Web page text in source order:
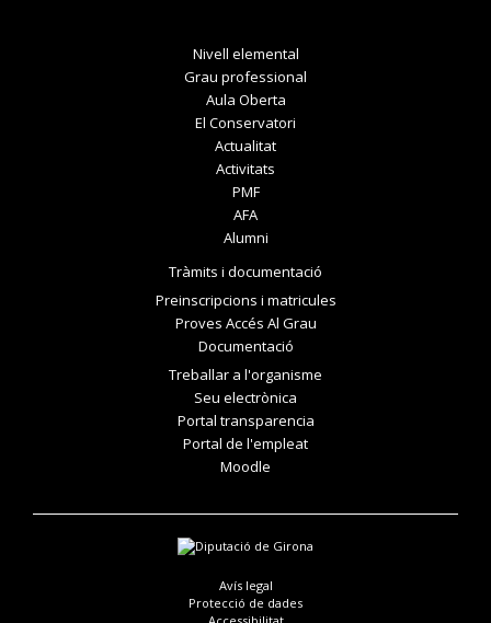
Nivell elemental
Grau professional
Aula Oberta
El Conservatori
Actualitat
Activitats
PMF
AFA
Alumni
Tràmits i documentació
Preinscripcions i matricules
Proves Accés Al Grau
Documentació
Treballar a l'organisme
Seu electrònica
Portal transparencia
Portal de l'empleat
Moodle
Avís legal
Protecció de dades